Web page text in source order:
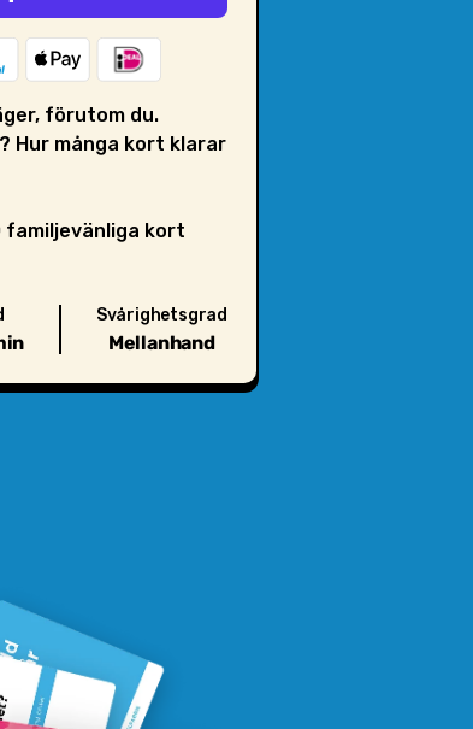
förutom du.
Hur många kort klarar
familjevänliga kort
du det
dig småhungrig
Svårighetsgrad
Mellanhand